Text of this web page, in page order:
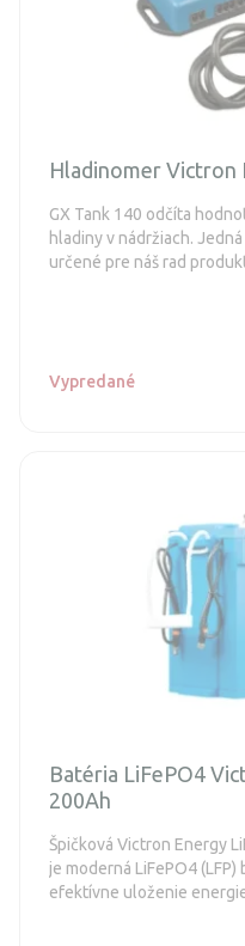
Hladinomer Victron
GX Tank 140 odčíta
hladiny v nádržiach.
určené pre náš rad
Vypredané
Batéria LiFePO4
200Ah
Špičková Victron Energy
je moderná LiFePO4
efektívne uloženie
energiu 2560 Wh pri